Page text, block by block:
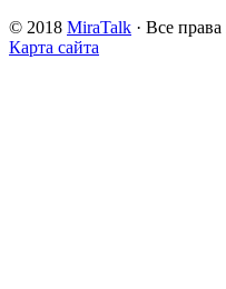
© 2018 MiraTalk · Все
Карта сайта